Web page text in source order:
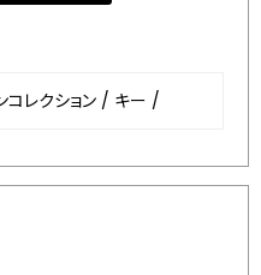
コレクション / キー /